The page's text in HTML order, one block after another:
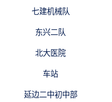
七建机械队
东兴二队
北大医院
车站
延边二中初中部